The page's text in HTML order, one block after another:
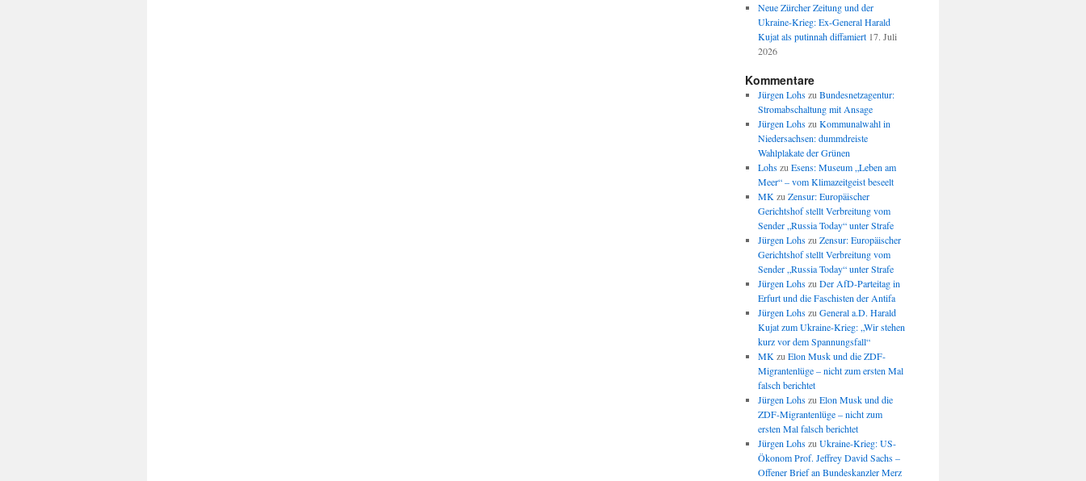
Neue Zürcher Zeitung und der
Ukraine-Krieg: Ex-General Harald
Kujat als putinnah diffamiert 17. Juli
2026
Kommentare
Jürgen Lohszu Bundesnetzagentur:
Stromabschaltung mit Ansage
Jürgen Lohszu Kommunalwahl in
Niedersachsen: dummdreiste
Wahlplakate der Grünen
Lohszu Esens: Museum „Leben am
Meer“ – vom Klimazeitgeist beseelt
MK zu Zensur: Europäischer
Gerichtshof stellt Verbreitung vom
Sender „Russia Today“ unter Strafe
Jürgen Lohszu Zensur: Europäischer
Gerichtshof stellt Verbreitung vom
Sender „Russia Today“ unter Strafe
Jürgen Lohszu Der AfD-Parteitag in
Erfurt und die Faschisten der Antifa
Jürgen Lohszu General a.D. Harald
Kujat zum Ukraine-Krieg: „Wir stehen
kurz vor dem Spannungsfall“
MK zu Elon Musk und die ZDF-
Migrantenlüge – nicht zum ersten Mal
falsch berichtet
Jürgen Lohszu Elon Musk und die
ZDF-Migrantenlüge – nicht zum
ersten Mal falsch berichtet
Jürgen Lohszu Ukraine-Krieg: US-
Ökonom Prof. Jeffrey David Sachs –
Offener Brief an Bundeskanzler Merz